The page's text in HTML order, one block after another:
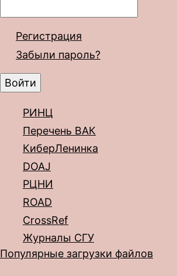
Регистрация
Забыли пароль?
РИНЦ
Перечень ВАК
КиберЛенинка
DOAJ
РЦНИ
ROAD
CrossRef
Журналы СГУ
Популярные загрузки файлов